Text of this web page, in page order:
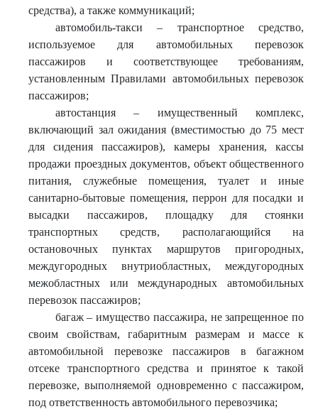
средства), а также коммуникаций;
автомобиль-такси – транспортное средство,
используемое для автомобильных перевозок
пассажиров и соответствующее требованиям,
установленным Правилами автомобильных перевозок
пассажиров;
автостанция – имущественный комплекс,
включающий зал ожидания (вместимостью до 75 мест
для сидения пассажиров), камеры хранения, кассы
продажи проездных документов, объект общественного
питания, служебные помещения, туалет и иные
санитарно-бытовые помещения, перрон для посадки и
высадки пассажиров, площадку для стоянки
транспортных средств, располагающийся на
остановочных пунктах маршрутов пригородных,
междугородных внутриобластных, междугородных
межобластных или международных автомобильных
перевозок пассажиров;
багаж – имущество пассажира, не запрещенное по
своим свойствам, габаритным размерам и массе к
автомобильной перевозке пассажиров в багажном
отсеке транспортного средства и принятое к такой
перевозке, выполняемой одновременно с пассажиром,
под ответственность автомобильного перевозчика;